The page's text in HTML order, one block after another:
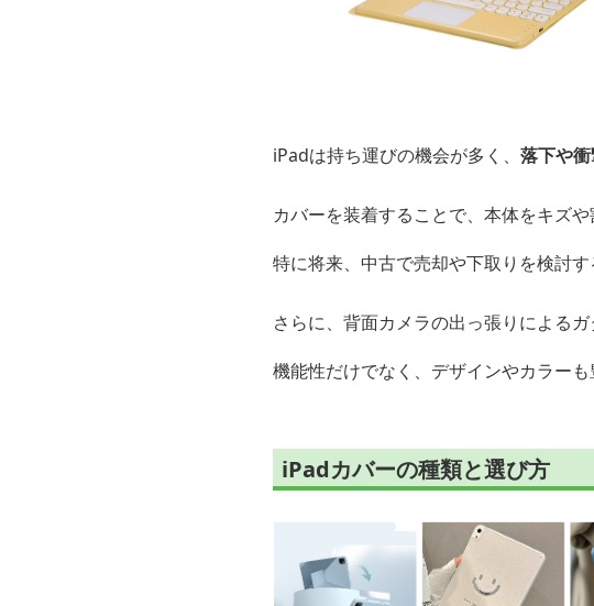
iPadは持ち運びの機会が多く、 落下や
カバーを装着することで、本体をキズ
特に将来、中古で売却や下取りを検討す
さらに、背面カメラの出っ張りによる
機能性だけでなく、デザインやカラー
iPadカバーの種類と選び方